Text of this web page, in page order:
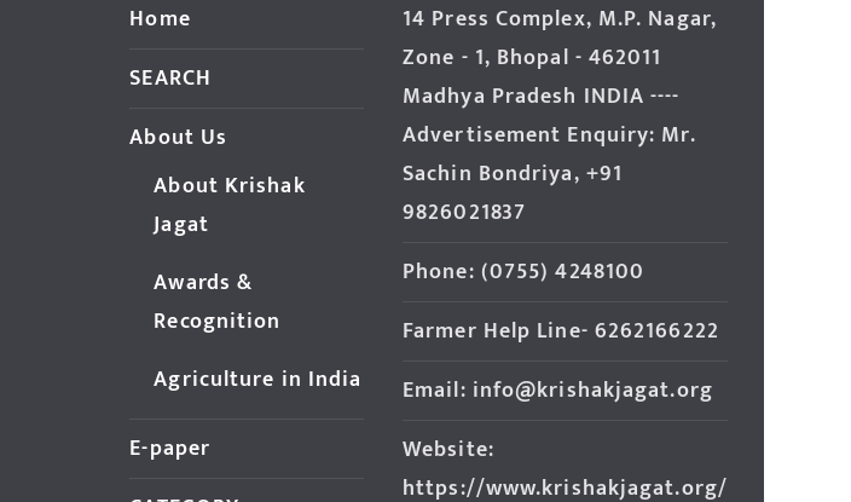
Home
SEARCH
About Us
About Krishak
Jagat
Awards &
Recognition
Agriculture in India
E-paper
14 Press Complex, M.P. Nagar,
Zone - 1, Bhopal - 462011
Madhya Pradesh INDIA ----
Advertisement Enquiry: Mr.
Sachin Bondriya, +91
9826021837
Phone: (0755) 4248100
Farmer Help Line- 6262166222
Email: info@krishakjagat.org
Website:
https://www.krishakjagat.org/